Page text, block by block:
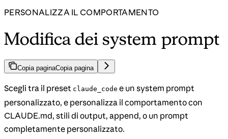
PERSONALIZZA IL COMPORTAMENTO
Modifica dei system prompt
Copia paginaCopia pagina
Scegli tra il preset claude_code e un system prompt
personalizzato, e personalizza il comportamento con
CLAUDE.md, stili di output, append, o un prompt
completamente personalizzato.